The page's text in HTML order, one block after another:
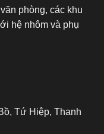
phòng, các khu
hệ nhôm và phụ
Tứ Hiệp, Thanh